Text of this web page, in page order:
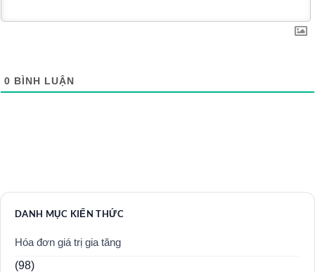
0 BÌNH LUẬN
DANH MỤC KIẾN THỨC
Hóa đơn giá trị gia tăng
(98)